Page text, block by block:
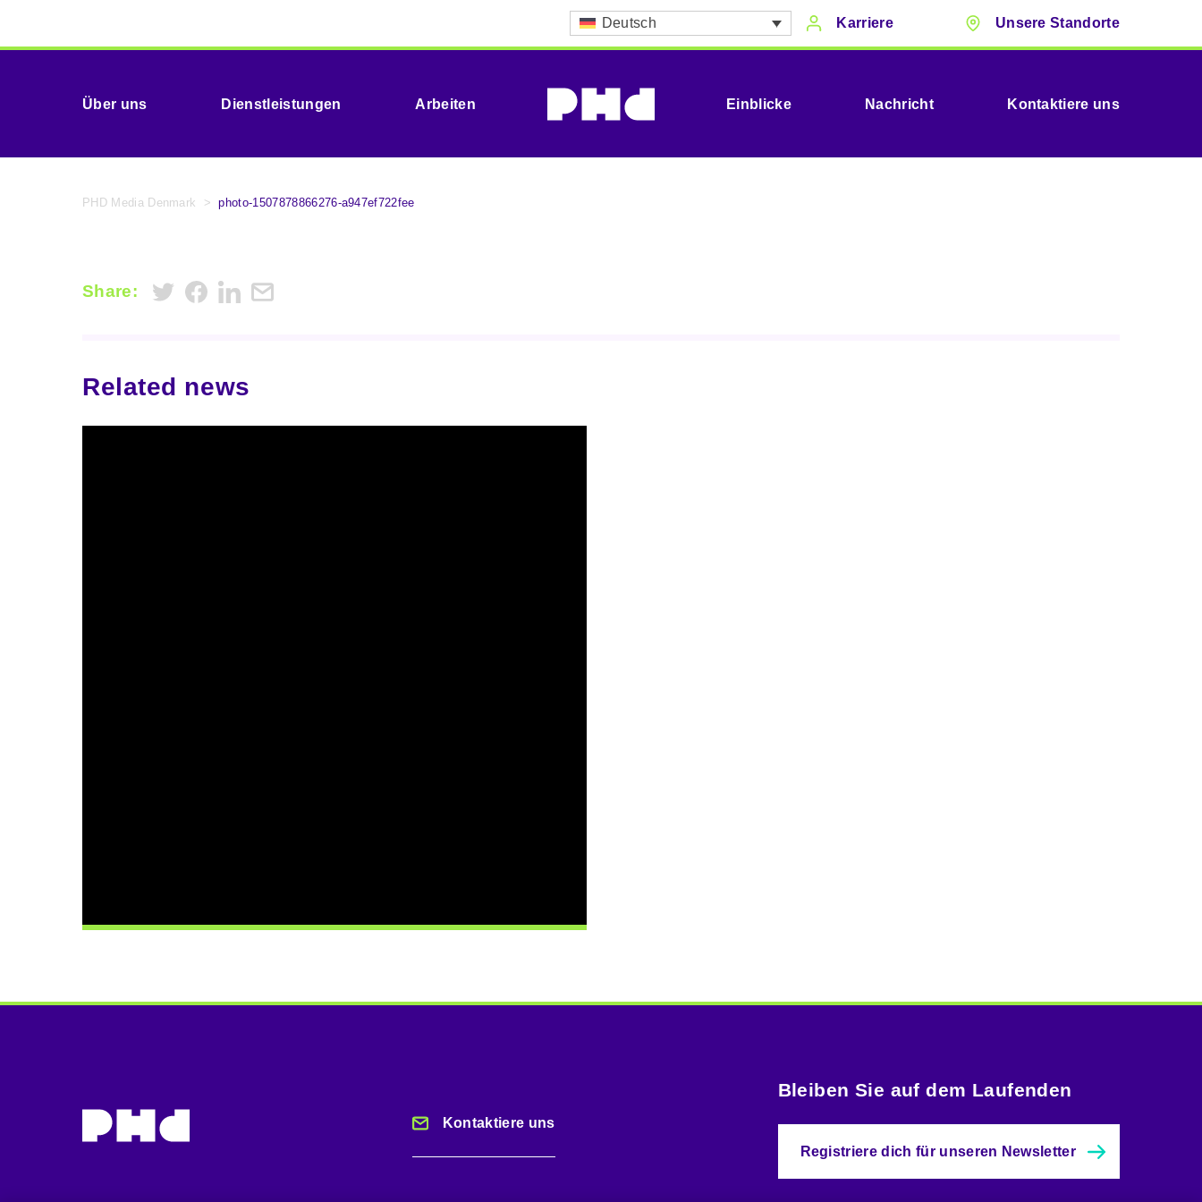
Deutsch Karriere Unsere Standorte
Über uns Dienstleistungen Arbeiten Einblicke Nachricht Kontaktiere uns
PHD Media Denmark > photo-1507878866276-a947ef722fee
Share:
Related news
Kontaktiere uns
Bleiben Sie auf dem Laufenden
Registriere dich für unseren Newsletter